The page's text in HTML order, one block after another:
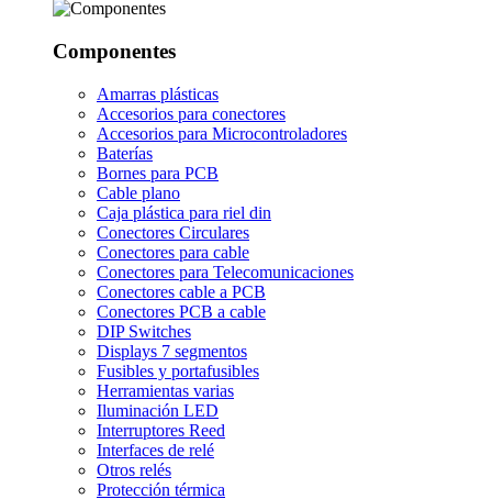
Componentes
Amarras plásticas
Accesorios para conectores
Accesorios para Microcontroladores
Baterías
Bornes para PCB
Cable plano
Caja plástica para riel din
Conectores Circulares
Conectores para cable
Conectores para Telecomunicaciones
Conectores cable a PCB
Conectores PCB a cable
DIP Switches
Displays 7 segmentos
Fusibles y portafusibles
Herramientas varias
Iluminación LED
Interruptores Reed
Interfaces de relé
Otros relés
Protección térmica